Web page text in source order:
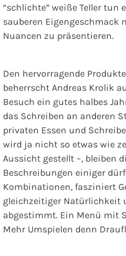
“schlichte” weiße Teller tun
sauberen Eigengeschmack
Nuancen zu präsentieren.
Den hervorragende
beherrscht Andreas Krolik
Besuch ein gutes halbes
das Schreiben an anderen
privaten Essen und
wird ja nicht so etwas wie
Aussicht gestellt –, bleiben
Beschreibungen einiger
Kombinationen, fasziniert
gleichzeitiger Natürlichkeit
abgestimmt. Ein Menü mit
Mehr Umspielen denn